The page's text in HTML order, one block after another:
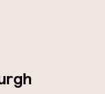
vind
paar uur